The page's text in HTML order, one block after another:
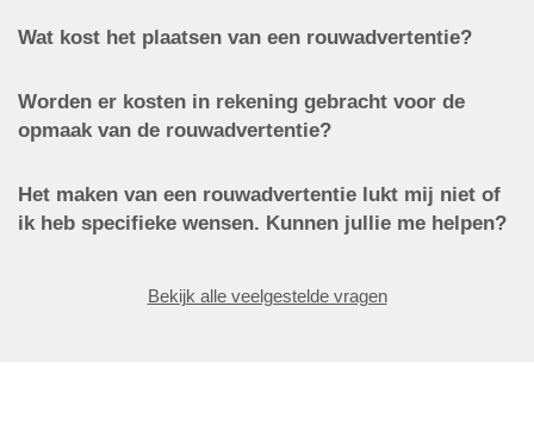
Wat kost het plaatsen van een rouwadvertentie?
Worden er kosten in rekening gebracht voor de
opmaak van de rouwadvertentie?
Het maken van een rouwadvertentie lukt mij niet of
ik heb specifieke wensen. Kunnen jullie me helpen?
Bekijk alle veelgestelde vragen